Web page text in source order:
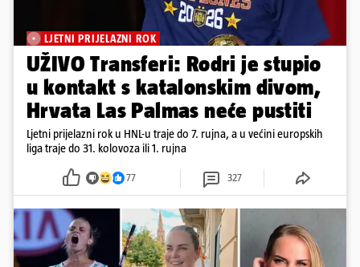
LJETNI PRIJELAZNI ROK
UŽIVO Transferi: Rodri je stupio
u kontakt s katalonskim divom,
Hrvata Las Palmas neće pustiti
Ljetni prijelazni rok u HNL-u traje do 7. rujna, a u većini europskih
liga traje do 31. kolovoza ili 1. rujna
77 327